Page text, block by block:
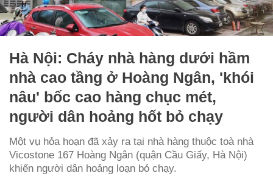
Hà Nội: Cháy nhà hàng dưới hầm
nhà cao tầng ở Hoàng Ngân, 'khói
nâu' bốc cao hàng chục mét,
người dân hoảng hốt bỏ chạy
Một vụ hỏa hoạn đã xảy ra tại nhà hàng thuộc toà nhà
Vicostone 167 Hoàng Ngân (quận Cầu Giấy, Hà Nội)
khiến người dân hoảng loạn bỏ chạy.